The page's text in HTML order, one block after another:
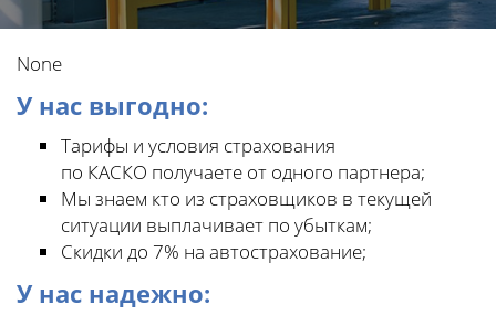
None
У нас выгодно:
Тарифы и условия страхования
по КАСКО получаете от одного партнера;
Мы знаем кто из страховщиков в текущей
ситуации выплачивает по убыткам;
Скидки до 7% на автострахование;
У нас надежно: